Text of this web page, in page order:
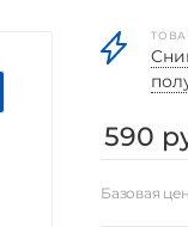
590
Базовая